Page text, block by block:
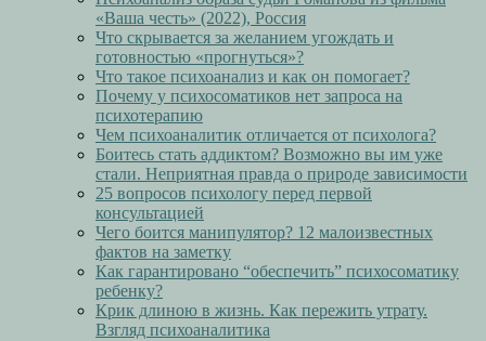
«Ваша честь» (2022), Россия
Что скрывается за желанием угождать и
готовностью «прогнуться»?
Что такое психоанализ и как он помогает?
Почему у психосоматиков нет запроса на
психотерапию
Чем психоаналитик отличается от психолога?
Боитесь стать аддиктом? Возможно вы им уже
стали. Неприятная правда о природе зависимости
25 вопросов психологу перед первой
консультацией
Чего боится манипулятор? 12 малоизвестных
фактов на заметку
Как гарантировано “обеспечить” психосоматику
ребенку?
Крик длиною в жизнь. Как пережить утрату.
Взгляд психоаналитика